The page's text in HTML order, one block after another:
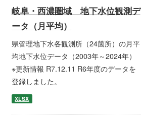
岐阜・西濃圏域 地下水位観測デ
ータ（月平均）
県管理地下水各観測所（24箇所）の月平
均地下水位データ（2003年～2024年）
※更新情報 R7.12.11 R6年度のデータを
登録しました。
XLSX